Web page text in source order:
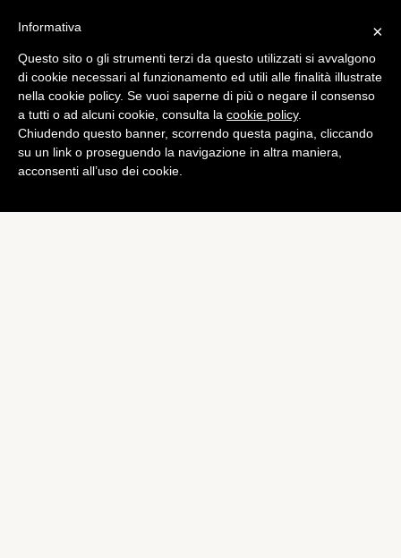
Tech
Huawei: contratto di 5 anni
con VimpelCom per i
servizi di rete
diAlessandro Moretti
×
Informativa
Questo sito o gli strumenti terzi da questo utilizzati si avvalgono
di cookie necessari al funzionamento ed utili alle finalità illustrate
nella cookie policy. Se vuoi saperne di più o negare il consenso
a tutti o ad alcuni cookie, consulta la cookie policy.
Chiudendo questo banner, scorrendo questa pagina, cliccando
su un link o proseguendo la navigazione in altra maniera,
acconsenti all’uso dei cookie.